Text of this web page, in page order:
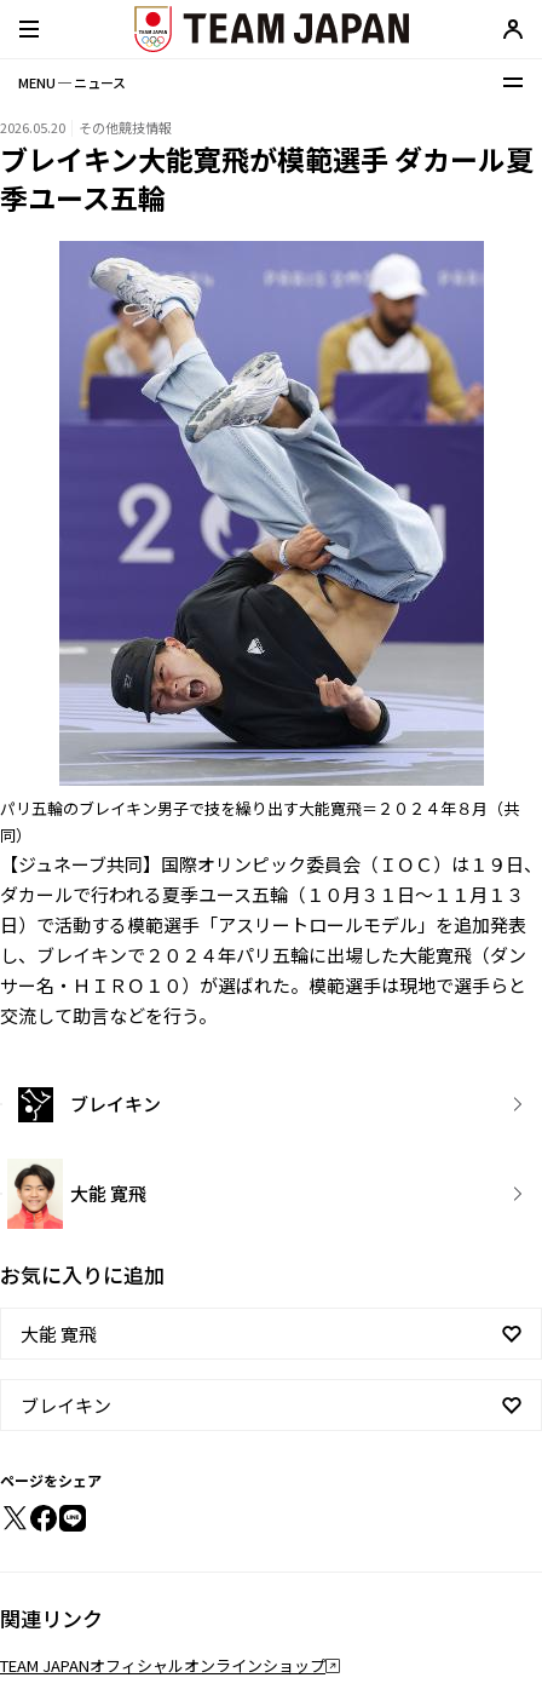
MENU ─ ニュース
2026.05.20 その他競技情報
ブレイキン大能寛飛が模範選手 ダカール夏
季ユース五輪
パリ五輪のブレイキン男子で技を繰り出す大能寛飛＝２０２４年８月（共
同）
【ジュネーブ共同】国際オリンピック委員会（ＩＯＣ）は１９日、
ダカールで行われる夏季ユース五輪（１０月３１日～１１月１３
日）で活動する模範選手「アスリートロールモデル」を追加発表
し、ブレイキンで２０２４年パリ五輪に出場した大能寛飛（ダン
サー名・ＨＩＲＯ１０）が選ばれた。模範選手は現地で選手らと
交流して助言などを行う。
ブレイキン
大能 寛飛
お気に入りに追加
大能 寛飛
ブレイキン
ページをシェア
関連リンク
TEAM JAPANオフィシャルオンラインショップ